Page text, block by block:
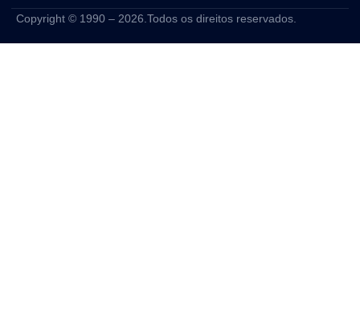
Copyright © 1990 – 2026.Todos os direitos reservados.